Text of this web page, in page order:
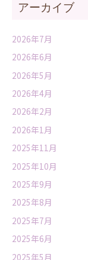
アーカイブ
2026年7月
2026年6月
2026年5月
2026年4月
2026年2月
2026年1月
2025年11月
2025年10月
2025年9月
2025年8月
2025年7月
2025年6月
2025年5月